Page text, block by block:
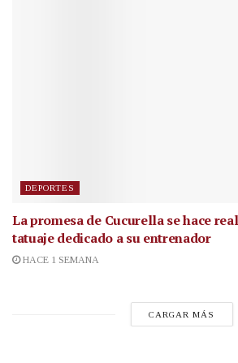
DEPORTES
La promesa de Cucurella se hace
tatuaje dedicado a su entrenador
HACE 1 SEMANA
CARGAR MÁS